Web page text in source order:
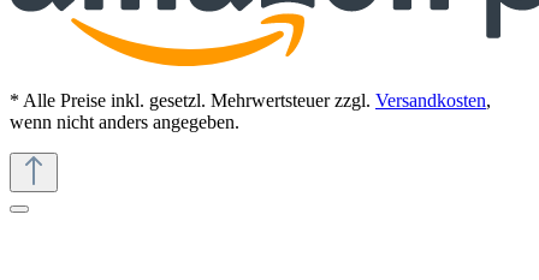
* Alle Preise inkl. gesetzl. Mehrwertsteuer zzgl. Versandkosten,
wenn nicht anders angegeben.